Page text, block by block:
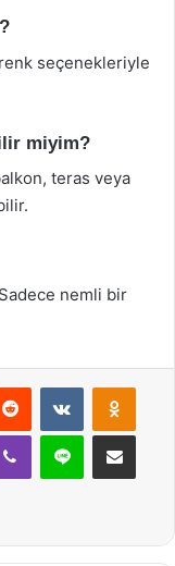
seçenekleriyle
miyim?
teras veya
nemli bir
Reddit VKontakte
Viber Line E-Posta ile